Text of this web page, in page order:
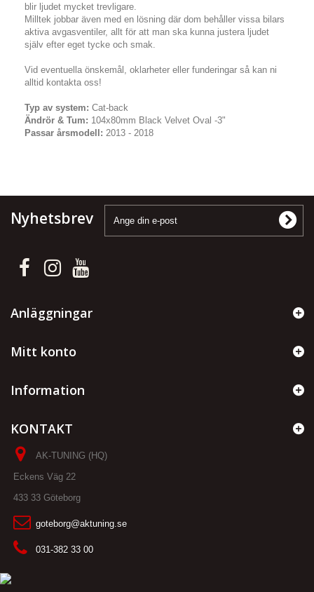
blir ljudet mycket trevligare.
Milltek jobbar även med en lösning där dom behåller vissa bilars
aktiva avgasventiler, allt för att man ska kunna justera ljudet
själv efter eget tycke och smak.
Vid eventuella önskemål, oklarheter eller funderingar så kan ni
alltid kontakta oss!
Typ av system: Cat-back
Ändrör & Tum: 104x80mm Black Velvet Oval -3"
Passar årsmodell: 2013 - 2018
Nyhetsbrev
Anläggningar
Mitt konto
Information
KONTAKT
AK-TUNING (HQ)
Eckens Väg 22
433 33 Göteborg
goteborg@aktuning.se
031-382 33 00